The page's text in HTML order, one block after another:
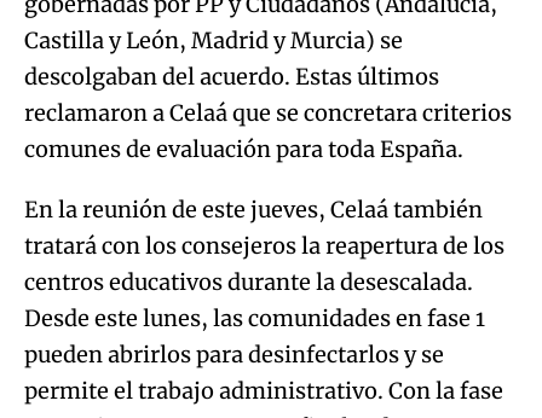
Castilla y León, Madrid y Murcia) se
descolgaban del acuerdo. Estas últimos
reclamaron a Celaá que se concretara criterios
comunes de evaluación para toda España.
En la reunión de este jueves, Celaá también
tratará con los consejeros la reapertura de los
centros educativos durante la desescalada.
Desde este lunes, las comunidades en fase 1
pueden abrirlos para desinfectarlos y se
permite el trabajo administrativo. Con la fase